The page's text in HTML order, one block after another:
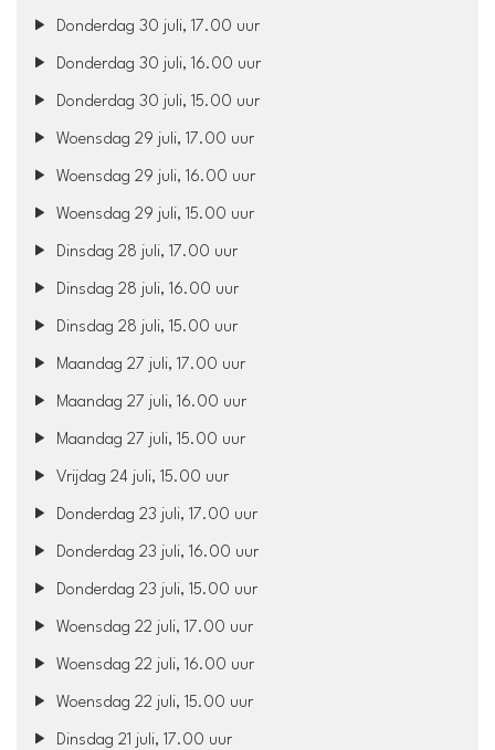
Donderdag 30 juli, 17.00 uur
Donderdag 30 juli, 16.00 uur
Donderdag 30 juli, 15.00 uur
Woensdag 29 juli, 17.00 uur
Woensdag 29 juli, 16.00 uur
Woensdag 29 juli, 15.00 uur
Dinsdag 28 juli, 17.00 uur
Dinsdag 28 juli, 16.00 uur
Dinsdag 28 juli, 15.00 uur
Maandag 27 juli, 17.00 uur
Maandag 27 juli, 16.00 uur
Maandag 27 juli, 15.00 uur
Vrijdag 24 juli, 15.00 uur
Donderdag 23 juli, 17.00 uur
Donderdag 23 juli, 16.00 uur
Donderdag 23 juli, 15.00 uur
Woensdag 22 juli, 17.00 uur
Woensdag 22 juli, 16.00 uur
Woensdag 22 juli, 15.00 uur
Dinsdag 21 juli, 17.00 uur